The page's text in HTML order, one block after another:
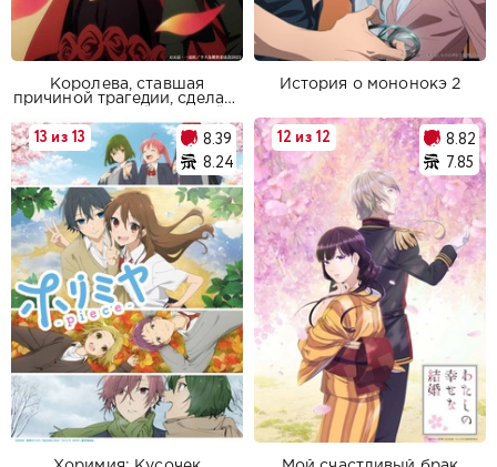
Королева, ставшая
причиной трагедии, сделает
силах
История о мононокэ 2
13 из 13
8.39
8.24
12 из 12
8.82
7.85